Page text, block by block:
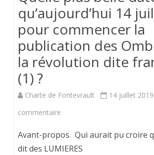
qu’aujourd’hui 14
pour commencer la
publication des
la révolution dite
(1) ?
Charte de Fontevrault 14 juillet 2019
commentaire
plus
Avant-propos. Qui aurait pu croire
dit des LUMIERES